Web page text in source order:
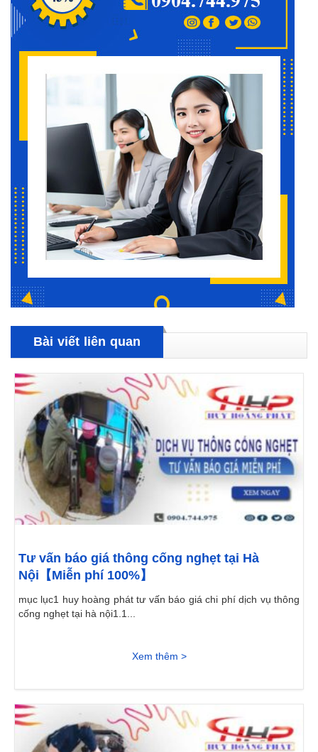
Bài viết liên quan
Tư vấn báo giá thông cống nghẹt tại Hà
Nội【Miễn phí 100%】
mục lục1 huy hoàng phát tư vấn báo giá chi phí dịch vụ thông
cống nghẹt tại hà nội1.1...
Xem thêm >